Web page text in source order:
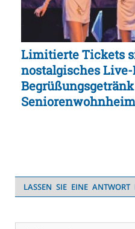
Limitierte Tickets
nostalgisches
Seniorenwohnheim
LASSEN SIE EINE ANTWORT